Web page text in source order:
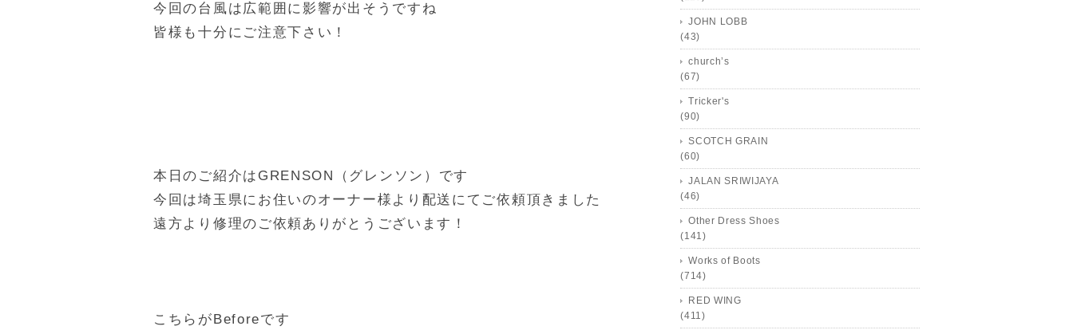
今回の台風は広範囲に影響が出そうですね
皆様も十分にご注意下さい！
本日のご紹介はGRENSON（グレンソン）です
今回は埼玉県にお住いのオーナー様より配送にてご依頼頂きました
遠方より修理のご依頼ありがとうございます！
こちらがBeforeです
JOHN LOBB
(43)
church’s
(67)
Tricker's
(90)
SCOTCH GRAIN
(60)
JALAN SRIWIJAYA
(46)
Other Dress Shoes
(141)
Works of Boots
(714)
RED WING
(411)